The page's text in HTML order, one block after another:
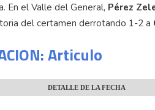
En el Valle del General, Pérez
del certamen derrotando 1-2 a
Articulo
DETALLE DE LA FECHA